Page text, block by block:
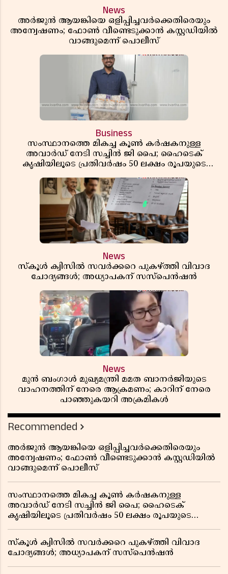
News
അർജുൻ ആയങ്കിയെ ഒളിപ്പിച്ചവർക്കെതിരെയും
അന്വേഷണം; ഫോൺ വീണ്ടെടുക്കാൻ കസ്റ്റഡിയിൽ
വാങ്ങുമെന്ന് പൊലീസ്
Business
സംസ്ഥാനത്തെ മികച്ച കൂൺ കർഷകനുള്ള
അവാർഡ് നേടി സച്ചിൻ ജി പൈ; ഹൈടെക്
കൃഷിയിലൂടെ പ്രതിവർഷം 50 ലക്ഷം രൂപയുടെ
News
സ്കൂൾ ക്വിസിൽ സവർക്കറെ പുകഴ്ത്തി വിവാദ
ചോദ്യങ്ങൾ; അധ്യാപകന് സസ്പെൻഷൻ
News
മുൻ ബംഗാൾ മുഖ്യമന്ത്രി മമത ബാനർജിയുടെ
വാഹനത്തിന് നേരെ ആക്രമണം; കാറിന് നേരെ
പാഞ്ഞുകയറി അക്രമികൾ
Recommended
അർജുൻ ആയങ്കിയെ ഒളിപ്പിച്ചവർക്കെതിരെയും
അന്വേഷണം; ഫോൺ വീണ്ടെടുക്കാൻ കസ്റ്റഡിയിൽ
വാങ്ങുമെന്ന് പൊലീസ്
സംസ്ഥാനത്തെ മികച്ച കൂൺ കർഷകനുള്ള
അവാർഡ് നേടി സച്ചിൻ ജി പൈ; ഹൈടെക്
കൃഷിയിലൂടെ പ്രതിവർഷം 50 ലക്ഷം രൂപയുടെ
സ്കൂൾ ക്വിസിൽ സവർക്കറെ പുകഴ്ത്തി വിവാദ
ചോദ്യങ്ങൾ; അധ്യാപകന് സസ്പെൻഷൻ